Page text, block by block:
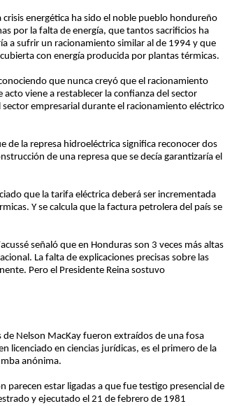
energética ha sido el noble pueblo hondureño
por la falta de energía, que tantos sacrificios ha
a sufrir un racionamiento similar al de 1994 y que
con energía producida por plantas térmicas.
que nunca creyó que el racionamiento
viene a restablecer la confianza del sector
empresarial durante el racionamiento eléctrico
de la represa hidroeléctrica significa reconocer dos
de una represa que se decía garantizaría el
que la tarifa eléctrica deberá ser incrementada
Y se calcula que la factura petrolera del país se
señaló que en Honduras son 3 veces más altas
La falta de explicaciones precisas sobre las
Pero el Presidente Reina sostuvo
de Nelson MacKay fueron extraídos de una fosa
licenciado en ciencias jurídicas, es el primero de la
anónima.
estar ligadas a que fue testigo presencial de
y ejecutado el 21 de febrero de 1981